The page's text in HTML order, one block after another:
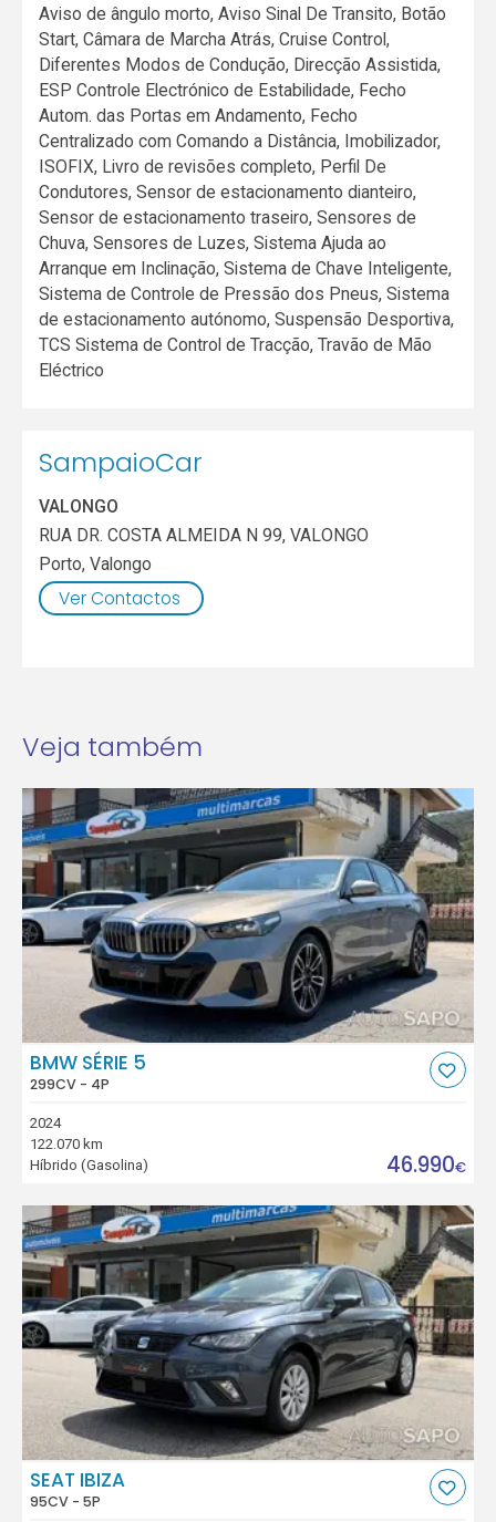
Aviso de ângulo morto, Aviso Sinal De Transito, Botão
Start, Câmara de Marcha Atrás, Cruise Control,
Diferentes Modos de Condução, Direcção Assistida,
ESP Controle Electrónico de Estabilidade, Fecho
Autom. das Portas em Andamento, Fecho
Centralizado com Comando a Distância, Imobilizador,
ISOFIX, Livro de revisões completo, Perfil De
Condutores, Sensor de estacionamento dianteiro,
Sensor de estacionamento traseiro, Sensores de
Chuva, Sensores de Luzes, Sistema Ajuda ao
Arranque em Inclinação, Sistema de Chave Inteligente,
Sistema de Controle de Pressão dos Pneus, Sistema
de estacionamento autónomo, Suspensão Desportiva,
TCS Sistema de Control de Tracção, Travão de Mão
Eléctrico
SampaioCar
VALONGO
RUA DR. COSTA ALMEIDA N 99, VALONGO
Porto,Valongo
Ver Contactos
Veja também
BMW SÉRIE 5
299CV - 4P
2024
122.070 km
Híbrido (Gasolina)
46.990€
SEAT IBIZA
95CV - 5P